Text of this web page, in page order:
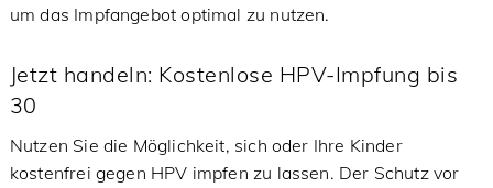
um das Impfangebot optimal zu nutzen.
Jetzt handeln: Kostenlose HPV-Impfung bis
30
Nutzen Sie die Möglichkeit, sich oder Ihre Kinder
kostenfrei gegen HPV impfen zu lassen. Der Schutz vor